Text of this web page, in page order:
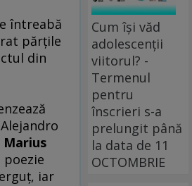
întreabă
părţile
din
Marius
poezie
iar
Cum își văd
adolescenții
viitorul? -
Termenul
pentru
înscrieri s-a
prelungit până
la data de 11
OCTOMBRIE